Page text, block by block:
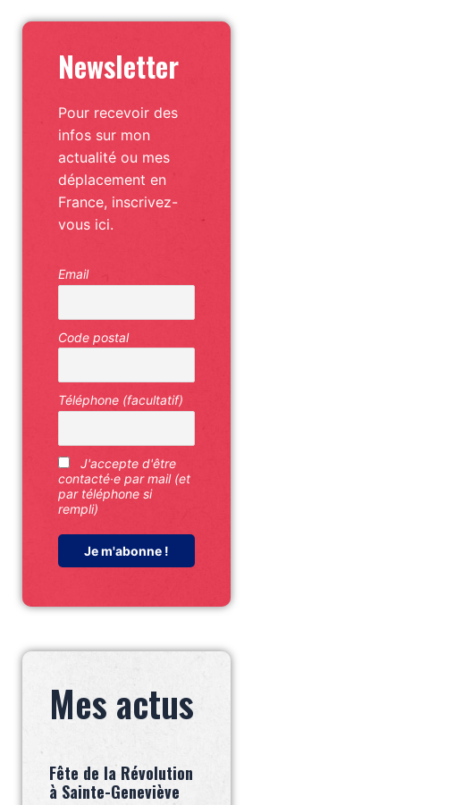
Newsletter
Pour recevoir des
infos sur mon
actualité ou mes
déplacement en
France, inscrivez-
vous ici.
Email
Code postal
Téléphone (facultatif)
J'accepte d'être
contacté·e par mail (et
par téléphone si
rempli)
Mes actus
Fête de la Révolution
à Sainte-Geneviève